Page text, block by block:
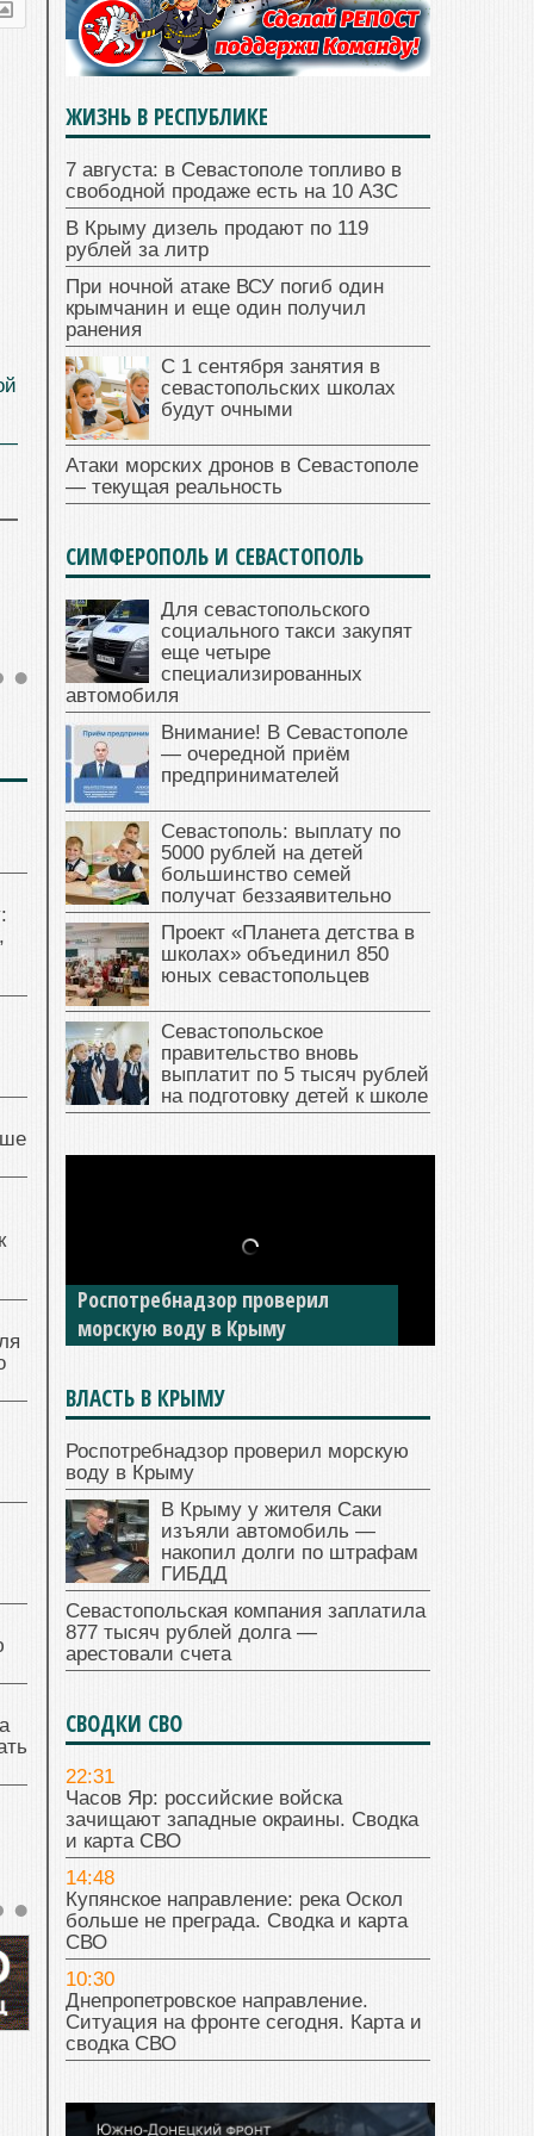
—
ЖИЗНЬ В РЕСПУБЛИКЕ
7 августа: в Севастополе топливо в
свободной продаже есть на 10 АЗС
В Крыму дизель продают по 119
рублей за литр
При ночной атаке ВСУ погиб один
крымчанин и еще один получил
ранения
С 1 сентября занятия в
севастопольских школах
будут очными
Атаки морских дронов в Севастополе
— текущая реальность
СИМФЕРОПОЛЬ И СЕВАСТОПОЛЬ
Для севастопольского
социального такси закупят
еще четыре
специализированных
автомобиля
Внимание! В Севастополе
— очередной приём
предпринимателей
Севастополь: выплату по
5000 рублей на детей
большинство семей
получат беззаявительно
Проект «Планета детства в
школах» объединил 850
юных севастопольцев
Севастопольское
правительство вновь
выплатит по 5 тысяч рублей
на подготовку детей к школе
Роспотребнадзор проверил
морскую воду в Крыму
ВЛАСТЬ В КРЫМУ
Роспотребнадзор проверил морскую
воду в Крыму
В Крыму у жителя Саки
изъяли автомобиль —
накопил долги по штрафам
ГИБДД
Севастопольская компания заплатила
877 тысяч рублей долга —
арестовали счета
СВОДКИ СВО
22:31
Часов Яр: российские войска
зачищают западные окраины. Сводка
и карта СВО
14:48
Купянское направление: река Оскол
больше не преграда. Сводка и карта
СВО
10:30
Днепропетровское направление.
Ситуация на фронте сегодня. Карта и
сводка СВО